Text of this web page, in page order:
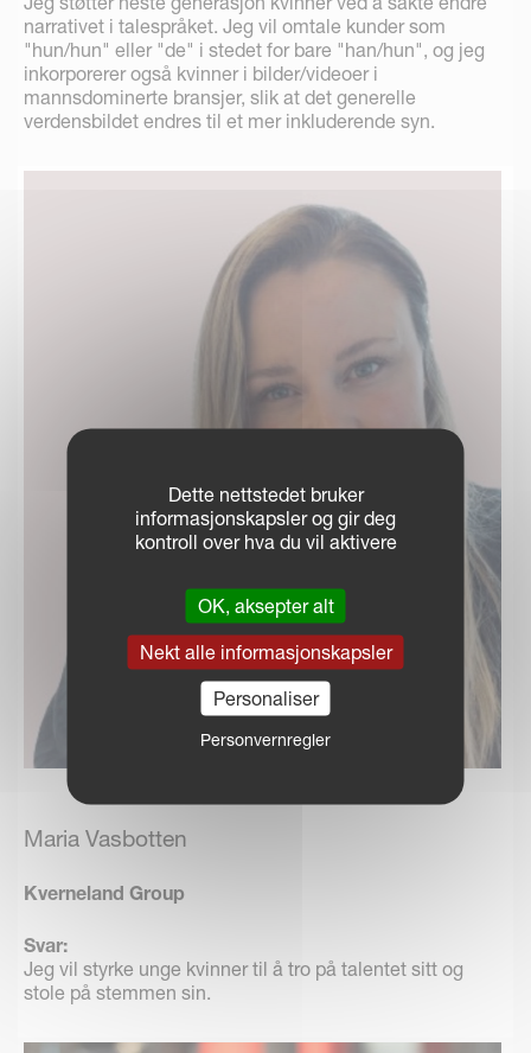
narrativet i talespråket. Jeg vil omtale kunder som
"hun/hun" eller "de" i stedet for bare "han/hun", og jeg
inkorporerer også kvinner i bilder/videoer i
mannsdominerte bransjer, slik at det generelle
verdensbildet endres til et mer inkluderende syn.
Maria Vasbotten
Kverneland Group
Svar:
Jeg vil styrke unge kvinner til å tro på talentet sitt og
stole på stemmen sin.
Dette nettstedet bruker
informasjonskapsler og gir deg
kontroll over hva du vil aktivere
OK, aksepter alt
Nekt alle informasjonskapsler
Personaliser
Personvernregler